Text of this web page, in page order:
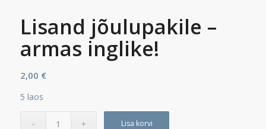
Lisand jõulupakile –
armas inglike!
2,00 €
5 laos
Lisa korvi